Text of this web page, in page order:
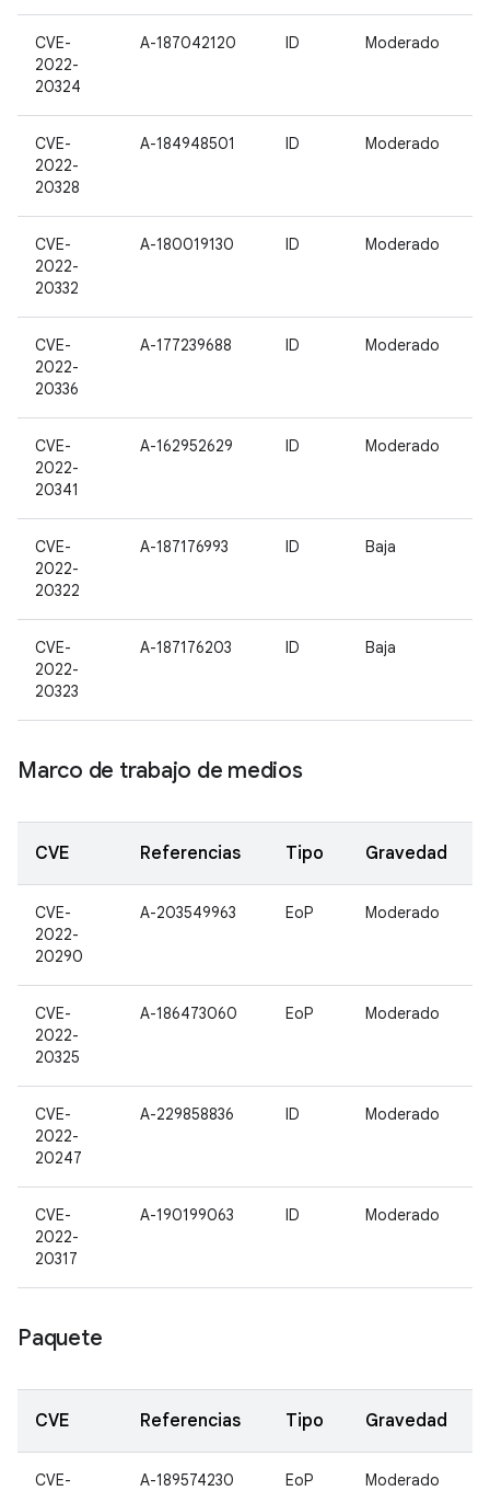
CVE-
2022-
20324
A-187042120 ID Moderado
CVE-
2022-
20328
A-184948501 ID Moderado
CVE-
2022-
20332
A-180019130 ID Moderado
CVE-
2022-
20336
A-177239688 ID Moderado
CVE-
2022-
20341
A-162952629 ID Moderado
CVE-
2022-
20322
A-187176993 ID Baja
CVE-
2022-
20323
A-187176203 ID Baja
Marco de trabajo de medios
CVE Referencias Tipo Gravedad
CVE-
2022-
20290
A-203549963 EoP Moderado
CVE-
2022-
20325
A-186473060 EoP Moderado
CVE-
2022-
20247
A-229858836 ID Moderado
CVE-
2022-
20317
A-190199063 ID Moderado
Paquete
CVE Referencias Tipo Gravedad
CVE-
A-189574230 EoP Moderado